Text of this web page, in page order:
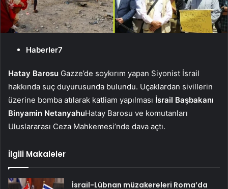
Haberler7
Hatay Barosu Gazze’de soykırım yapan Siyonist İsrail
hakkında suç duyurusunda bulundu. Uçaklardan sivillerin
üzerine bomba atılarak katliam yapılması İsrail Başbakanı
Binyamin NetanyahuHatay Barosu ve komutanları
Uluslararası Ceza Mahkemesi’nde dava açtı.
İlgili Makaleler
İsrail-Lübnan müzakereleri Roma’da